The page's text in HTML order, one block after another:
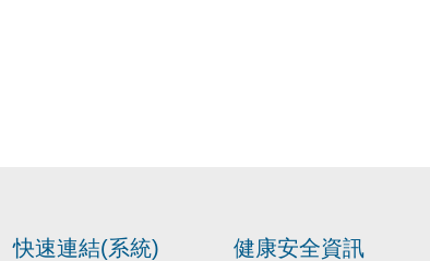
快速連結(系統) 健康安全資訊